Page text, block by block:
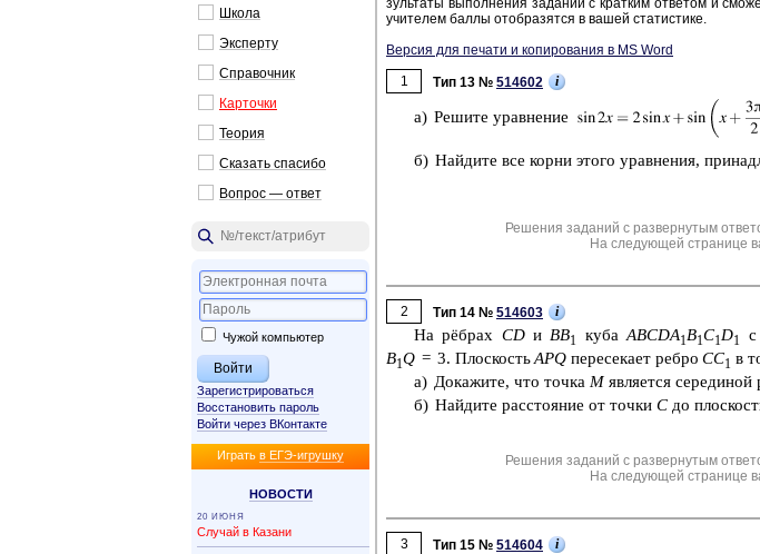
Школа
Экс­пер­ту
Спра­воч­ник
Кар­точ­ки
Тео­рия
Ска­зать спа­си­бо
Во­прос — ответ
Чужой компьютер
Зарегистрироваться
Восстановить пароль
Войти через ВКонтакте
Иг­рать в ЕГЭ-иг­руш­ку
НО­ВО­СТИ
20 ИЮНЯ
Случай в Казани
зуль­та­ты вы­пол­не­ния за­да­ний с крат­ким от­ве­том и
учи­те­лем баллы отоб­ра­зят­ся в вашей ста­ти­сти­ке.
Версия для печати и копирования в MS Word
1
Тип 13 № 514602 i
а) Ре­ши­те урав­не­ние
б) Най­ди­те все корни этого урав­не­ния,
Решения заданий с развернутым
На следующей странице
2 Тип 14 № 514603 i
На рёбрах CDиBB1 кубаABCDA1B1C1D1
B1Q = 3. Плос­костьAPQ пе­ре­се­ка­ет ребро CC1 в
а) До­ка­жи­те, что точка М яв­ля­ет­ся се­ре­ди­ной
б) Най­ди­те рас­сто­я­ние от точки С до
Решения заданий с развернутым
На следующей странице
3 Тип 15 № 514604 i